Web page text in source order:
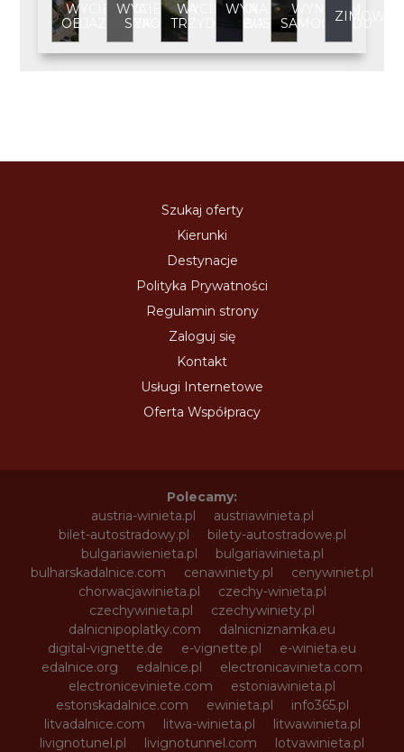
WYCIECZKA
OBJAZDOWA
WYCIECZKA
SZKOLNA
WYCIECZKA
TRZYDNIOWA
WYNAJEM
BUSA
WYNAJEM
SAMOCHODU
Szukaj oferty
Kierunki
Destynacje
Polityka Prywatności
Regulamin strony
Zaloguj się
Kontakt
Usługi Internetowe
Oferta Współpracy
Polecamy:
austria-winieta.pl
austriawinieta.pl
bilet-autostradowy.pl
bilety-autostradowe.pl
bulgariawienieta.pl
bulgariawinieta.pl
bulharskadalnice.com
cenawiniety.pl
cenywiniet.pl
chorwacjawinieta.pl
czechy-winieta.pl
czechywinieta.pl
czechywiniety.pl
dalnicnipoplatky.com
dalnicniznamka.eu
digital-vignette.de
e-vignette.pl
e-winieta.eu
edalnice.org
edalnice.pl
electronicavinieta.com
electroniceviniete.com
estoniawinieta.pl
estonskadalnice.com
ewinieta.pl
info365.pl
litvadalnice.com
litwa-winieta.pl
litwawinieta.pl
livignotunel.pl
livignotunnel.com
lotvawinieta.pl